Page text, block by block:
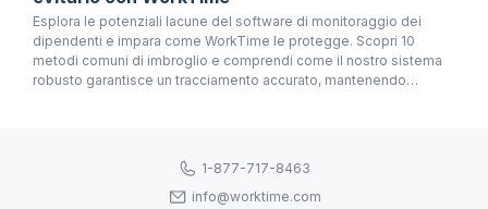
Esplora le potenziali lacune del software di monitoraggio dei
dipendenti e impara come WorkTime le protegge. Scopri 10
metodi comuni di imbroglio e comprendi come il nostro sistema
robusto garantisce un tracciamento accurato, mantenendo
1-877-717-8463
info@worktime.com